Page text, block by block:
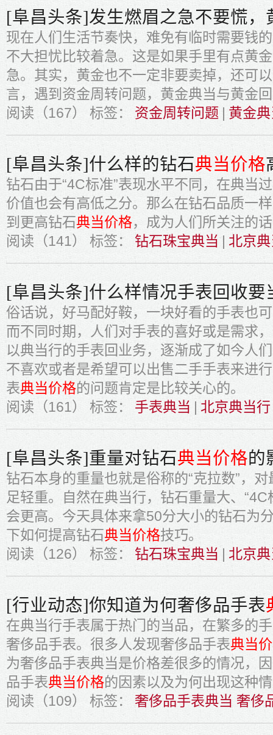
[阜昌头条]发生燃眉之急不要慌，
现在人们生活节奏快，难免有临时需要钱
不大担忧比较着急。这是如果手里有点黄
急。其实，黄金也不一定非要卖掉，还可
言，遇到资金周转问题，黄金典当与黄金
阅读（167） 标签： 资金周转问题 | 黄金
[阜昌头条]什么样的钻石典当价格
钻石由于“4C标准”表现水平不同，在典当
价值也会有高低之分。那么在钻石品质一
到更高钻石典当价格，成为人们所关注的
阅读（141） 标签： 钻石珠宝典当 | 北京
[阜昌头条]什么样情况手表回收要
俗话说，好马配好鞍，一块好看的手表也
而不同时期，人们对手表的喜好或是需求
以典当行的手表回业务，逐渐成了如今人
不喜欢或者是希望可以出售二手手表来进
表典当价格的问题肯定是比较关心的。
阅读（161） 标签： 手表典当 | 北京典当行
[阜昌头条]重量对钻石典当价格的
钻石本身的重量也就是俗称的“克拉数”，
足轻重。自然在典当行，钻石重量大、“4C
会更高。今天具体来拿50分大小的钻石为
下如何提高钻石典当价格技巧。
阅读（126） 标签： 钻石珠宝典当 | 北京
[行业动态]你知道为何奢侈品手表
在典当行手表属于热门的当品，在繁多的
奢侈品手表。很多人发现奢侈品手表典当
为奢侈品手表典当是价格差很多的情况，
品手表典当价格的因素以及为何出现这种
阅读（109） 标签： 奢侈品手表典当 奢侈